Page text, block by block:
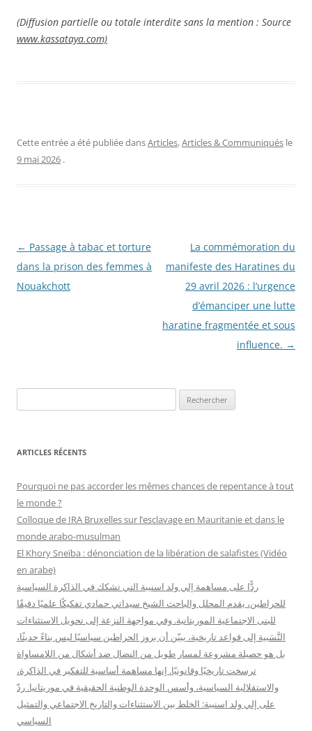
(Diffusion partielle ou totale interdite sans la mention : Source
www.kassataya.com)
Cette entrée a été publiée dansArticles,Articles & Communiqués le
9 mai 2026 .
Navigation
des
articles
← Passage à tabac et torture
dans la prison des femmes à
Nouakchott
La commémoration du
manifeste des Haratines du
29 avril 2026 : l’urgence
d’émanciper une lutte
haratine fragmentée et sous
influence. →
e
h
r
c
h
r
ARTICLES RÉCENTS
Pourquoi ne pas accorder les mêmes chances de repentance à tout
le monde ?
Colloque de IRA Bruxelles sur l’esclavage en Mauritanie et dans le
monde arabo-musulman
El Khory Sneïba : dénonciation de la libération de salafistes (Vidéo
en arabe)
ردًّا على مساهمة إلي ولد اسنيبة التي تشكك في الذاكرة السياسية
للحراطين، يقدم المحلل والباحث الشيخ سيداتي حمادي تفكيكًا علميًا دقيقًا
للبنى الاجتماعية الموريتانية. وفي مواجهة النزعة إلى تحويل الاستثناءات
النَّسَبية إلى قواعد تاريخية، يبيّن أن بروز الحراطين سياسيًا ليس بناءً حديثًا،
بل هو حصيلة مشروعة لمسار طويل من النضال ضد أشكال من اللامساواة
ترسخت تاريخيًا وقانونيًا. إنها مساهمة أساسية للتفكير في الذاكرة،
والاستقلالية السياسية، وأسس الوحدة الوطنية الحقيقية في موريتانيا. ردّ
على إلي ولد اسنيبة: الخلط بين الاستثناءات والتاريخ الاجتماعي والتمثيل
السياسي